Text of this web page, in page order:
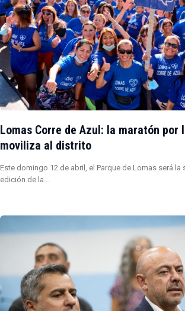
Lomas Corre de Azul: la maratón por
moviliza al distrito
Este domingo 12 de abril, el Parque de Lomas será la
edición de la…